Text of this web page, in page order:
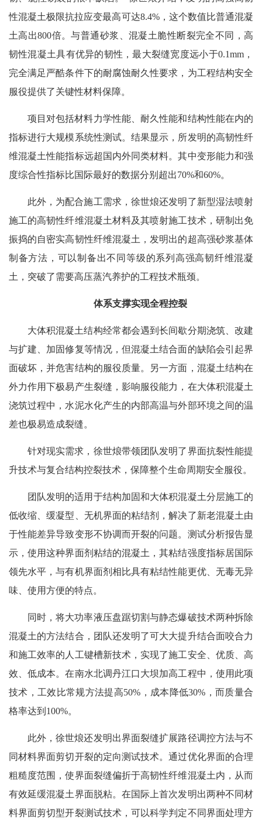
性混凝土极限抗拉应变最高可达8.4%，这个数值比普通混凝
土高出800倍。与普通砂浆、混凝土脆性断裂完全不同，高
韧性混凝土具有优异的韧性，最大裂缝宽度远小于0.1mm，
完全满足严酷条件下的耐腐蚀耐久性要求，为工程结构安全
服役提供了关键性材料保障。
项目对包括材料力学性能、耐久性能和结构性能在内的
指标进行大规模系统性测试。结果显示，所发明的高韧性纤
维混凝土性能指标远超国内外同类材料。其中变形能力和强
度综合性指标比国际最好的数据分别超出70%和60%。
此外，为配合施工需求，徐世烺还发明了新型湿法喷射
施工的高韧性纤维混凝土材料及其喷射施工技术，研制出免
振捣的自密实高韧性纤维混凝土，发明出的超高强砂浆基体
制备方法，可以制备出不同等级的系列高强高韧纤维混凝
土，突破了需要高压蒸汽养护的工程技术瓶颈。
体系支撑实现全程控裂
大体积混凝土结构经常都会遇到长间歇分期浇筑、改建
与扩建、加固修复等情况，但混凝土结合面的缺陷会引起界
面破坏，并危害结构的服役质量。另一方面，混凝土结构在
外力作用下极易产生裂缝，影响服役能力，在大体积混凝土
浇筑过程中，水泥水化产生的内部高温与外部环境之间的温
差也极易造成裂缝。
针对现实需求，徐世烺带领团队发明了界面抗裂性能提
升技术与复合结构控裂技术，保障整个生命周期安全服役。
团队发明的适用于结构加固和大体积混凝土分层施工的
低收缩、缓凝型、无机界面的粘结剂，解决了新老混凝土由
于性能差异导致变形不协调而开裂的问题。测试分析报告显
示，使用这种界面剂粘结的混凝土，其粘结强度指标居国际
领先水平，与有机界面剂相比具有粘结性能更优、无毒无异
味、使用方便的特点。
同时，将大功率液压盘踞切割与静态爆破技术两种拆除
混凝土的方法结合，团队还发明了可大大提升结合面咬合力
和施工效率的人工键槽新技术，实现了施工安全、优质、高
效、低成本。在南水北调丹江口大坝加高工程中，使用此项
技术，工效比常规方法提高50%，成本降低30%，而质量合
格率达到100%。
此外，徐世烺还发明出界面裂缝扩展路径调控方法与不
同材料界面剪切开裂的定向测试技术。通过优化界面的合理
粗糙度范围，使界面裂缝偏折于高韧性纤维混凝土内，从而
有效延缓混凝土界面脱粘。在国际上首次发明出两种不同材
料界面剪切型开裂测试技术，可以科学判定不同界面处理方